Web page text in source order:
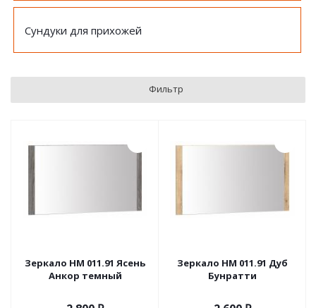
Сундуки для прихожей
Фильтр
Зеркало НМ 011.91 Ясень
Анкор темный
Зеркало НМ 011.91 Дуб
Бунратти